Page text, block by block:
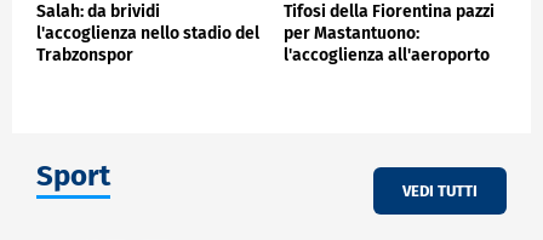
Salah: da brividi
l'accoglienza nello stadio del
Trabzonspor
Tifosi della Fiorentina pazzi
per Mastantuono:
l'accoglienza all'aeroporto
Sport VEDI TUTTI